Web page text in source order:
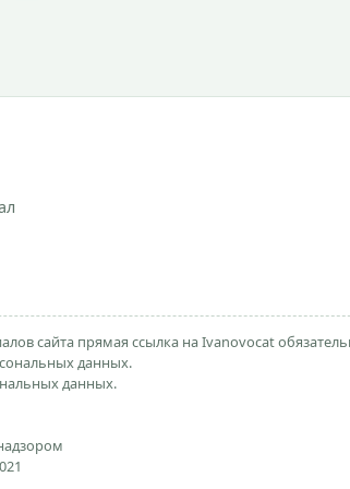
сайта прямая ссылка на Ivanovocat
данных.
данных.